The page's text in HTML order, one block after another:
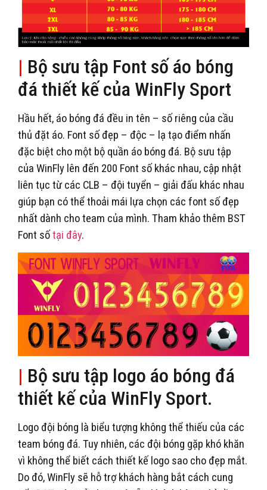
| Bộ sưu tập Font số áo bóng
đá thiết kế của WinFly Sport
Hầu hết, áo bóng đá đều in tên – số riêng của cầu
thủ đặt áo. Font số đẹp – độc – lạ tạo điểm nhấn
đặc biệt cho một bộ quần áo bóng đá. Bộ sưu tập
của WinFly lên đến 200 Font số khác nhau, cập nhật
liên tục từ các CLB – đội tuyển – giải đấu khác nhau
giúp bạn có thể thoải mái lựa chọn các font số đẹp
nhất dành cho team của mình. Tham khảo thêm BST
Font sốtại đây.
| Bộ sưu tập logo áo bóng đá
thiết kế của WinFly Sport.
Logo đội bóng là biểu tượng không thể thiếu của các
team bóng đá. Tuy nhiên, các đội bóng gặp khó khăn
vì không thể biết cách thiết kế logo sao cho đẹp mắt.
Do đó, WinFly sẽ hỗ trợ khách hàng bắt cách cung